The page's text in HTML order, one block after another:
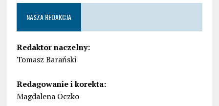
NASZA REDAKCJA
Redaktor naczelny:
Tomasz Barański
Redagowanie i korekta:
Magdalena Oczko